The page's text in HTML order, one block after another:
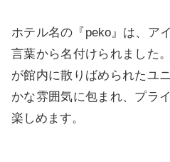
ホテル名の『peko』は、ア
言葉から名付けられました
が館内に散りばめられたユ
かな雰囲気に包まれ、プラ
楽しめます。